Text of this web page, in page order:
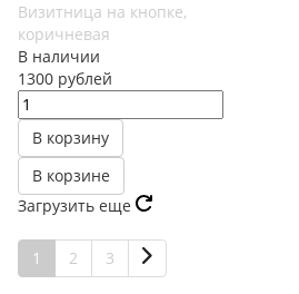
Визитница на кнопке,
коричневая
В наличии
1300 рублей
В корзину
В корзине
Загрузить еще
1 2 3